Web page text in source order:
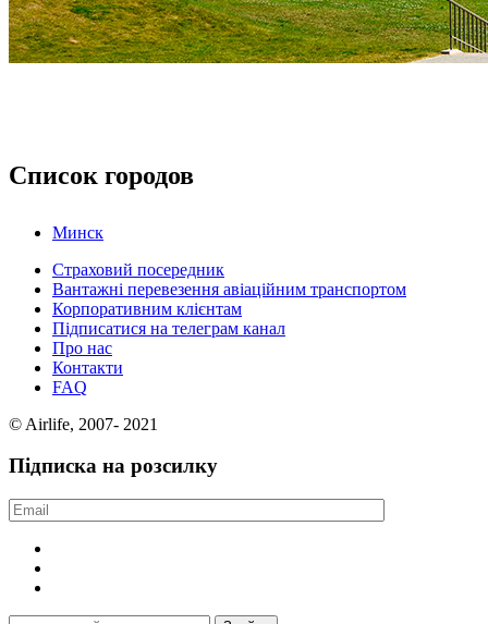
Список городов
Минск
Страховий посередник
Вантажні перевезення авіаційним транспортом
Корпоративним клієнтам
Підписатися на телеграм канал
Про нас
Контакти
FAQ
© Airlife, 2007- 2021
Підписка на розсилку